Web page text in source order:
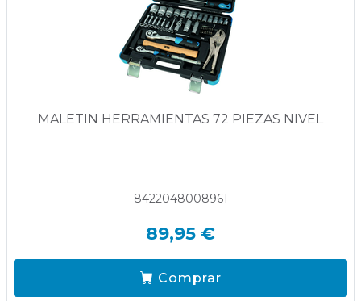
MALETIN HERRAMIENTAS 72 PIEZAS NIVEL
8422048008961
89,95 €
Comprar